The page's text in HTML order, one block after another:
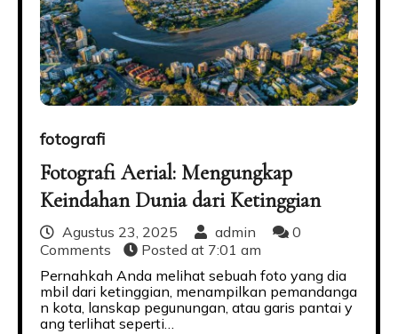
fotografi
Fotografi Aerial: Mengungkap
Keindahan Dunia dari Ketinggian
Agustus 23, 2025 admin
0
Comments
Posted at 7:01 am
Pernahkah Anda melihat sebuah foto yang dia
mbil dari ketinggian, menampilkan pemandanga
n kota, lanskap pegunungan, atau garis pantai y
ang terlihat seperti…